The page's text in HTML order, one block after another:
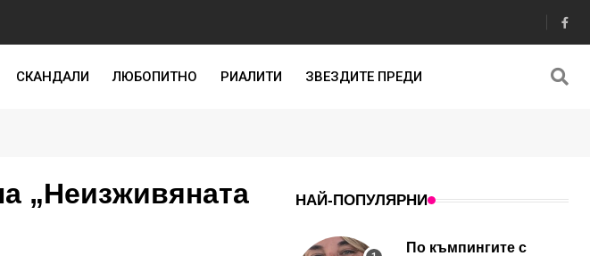
СКАНДАЛИ ЛЮБОПИТНО РИАЛИТИ ЗВЕЗДИТЕ ПРЕДИ
„Неизживяната
НАЙ-ПОПУЛЯРНИ
По къмпингите с